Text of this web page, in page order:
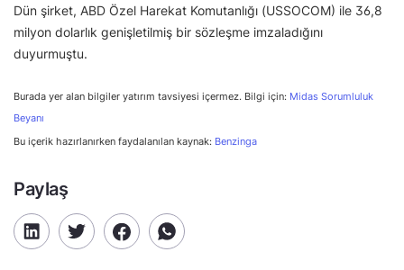
Dün şirket, ABD Özel Harekat Komutanlığı (USSOCOM) ile 36,8
milyon dolarlık genişletilmiş bir sözleşme imzaladığını
duyurmuştu.
Burada yer alan bilgiler yatırım tavsiyesi içermez. Bilgi için: Midas Sorumluluk
Beyanı
Bu içerik hazırlanırken faydalanılan kaynak: Benzinga
Paylaş